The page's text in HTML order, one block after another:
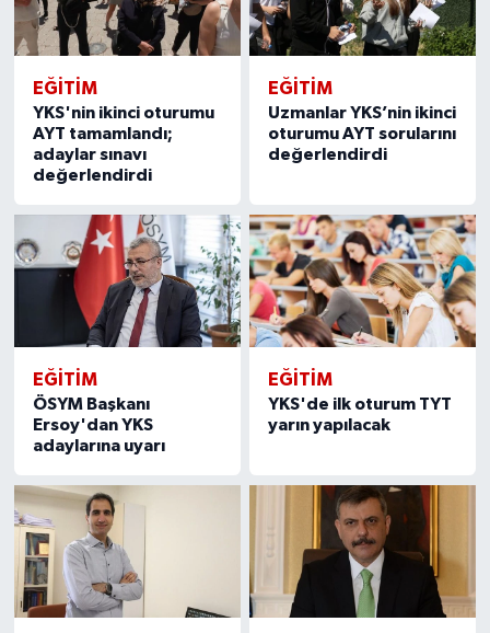
EĞITIM
YKS'nin ikinci oturumu
AYT tamamlandı;
adaylar sınavı
değerlendirdi
EĞITIM
Uzmanlar YKS’nin ikinci
oturumu AYT sorularını
değerlendirdi
EĞITIM
ÖSYM Başkanı
Ersoy'dan YKS
adaylarına uyarı
EĞITIM
YKS'de ilk oturum TYT
yarın yapılacak